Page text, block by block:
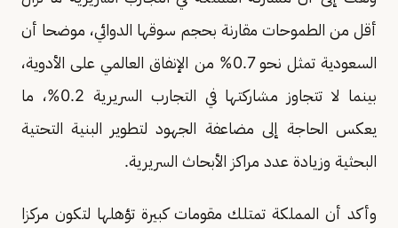
أقل من الطموحات مقارنة بحجم سوقها الدوائي، موضحا أن
السعودية تمثل نحو 0.7% من الإنفاق العالمي على الأدوية،
بينما لا تتجاوز مشاركتها في التجارب السريرية 0.2%، ما
يعكس الحاجة إلى مضاعفة الجهود لتطوير البنية التحتية
البحثية وزيادة عدد مراكز الأبحاث السريرية.
وأكد أن المملكة تمتلك مقومات كبيرة تؤهلها لتكون مركزا